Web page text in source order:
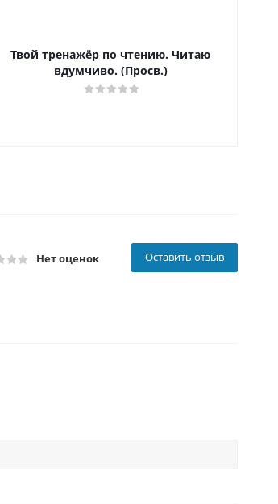
Твой тренажёр по чтению. Читаю
вдумчиво. (Просв.)
Нет оценок Оставить отзыв